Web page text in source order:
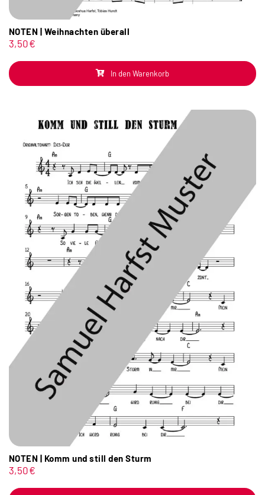
NOTEN | Weihnachten überall
3,50€
In den Warenkorb
NOTEN | Komm und still den Sturm
3,50€